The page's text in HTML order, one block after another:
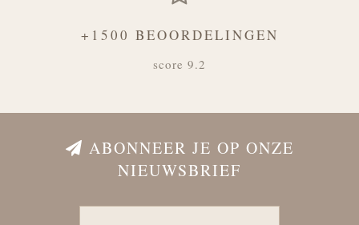
+1500 BEOORDELINGEN
score 9.2
ABONNEER JE OP ONZE
NIEUWSBRIEF